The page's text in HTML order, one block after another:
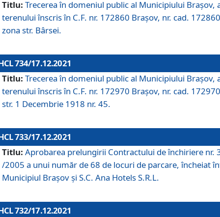
Titlu: Trecerea în domeniul public al Municipiului Braşov,
terenului înscris în C.F. nr. 172860 Brașov, nr. cad.
zona str. Bârsei.
734/17.12.2021
Titlu: Trecerea în domeniul public al Municipiului Braşov,
terenului înscris în C.F. nr. 172970 Brașov, nr. cad.
str. 1 Decembrie 1918 nr. 45.
733/17.12.2021
Titlu: Aprobarea prelungirii Contractului de închiriere nr.
/2005 a unui număr de 68 de locuri de parcare, încheiat
Municipiul Braşov şi S.C. Ana Hotels S.R.L.
732/17.12.2021